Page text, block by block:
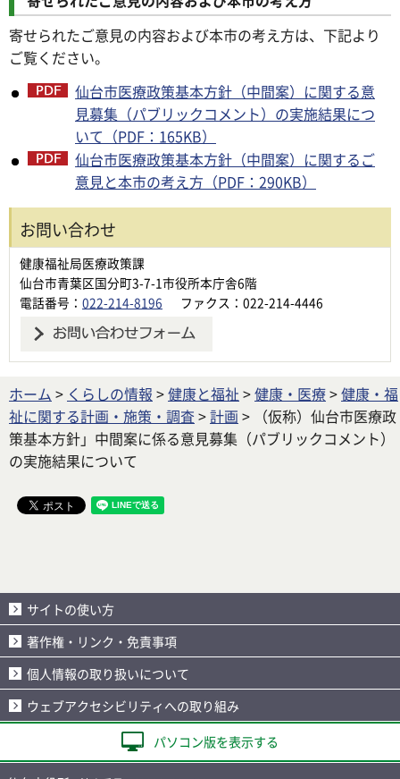
寄せられたご意見の内容および本市の考え方は、下記より
ご覧ください。
仙台市医療政策基本方針（中間案）に関する意
見募集（パブリックコメント）の実施結果につ
いて（PDF：165KB）
仙台市医療政策基本方針（中間案）に関するご
意見と本市の考え方（PDF：290KB）
お問い合わせ
健康福祉局医療政策課
仙台市青葉区国分町3-7-1市役所本庁舎6階
電話番号： 022-214-8196 ファクス：022-214-4446
ホーム > くらしの情報 >健康と福祉 >健康・医療>健康・福
祉に関する計画・施策・調査>計画 > （仮称）仙台市医療政
策基本方針」中間案に係る意見募集（パブリックコメント）
の実施結果について
サイトの使い方
著作権・リンク・免責事項
個人情報の取り扱いについて
ウェブアクセシビリティへの取り組み
パソコン版を表示する